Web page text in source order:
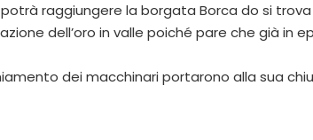
raggiungere la borgata Borca do si trova
dell’oro in valle poiché pare che già in
dei macchinari portarono alla sua